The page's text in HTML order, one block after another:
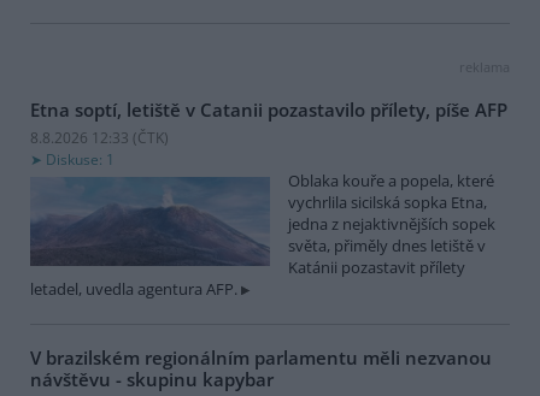
reklama
Etna soptí, letiště v Catanii pozastavilo přílety, píše AFP
8.8.2026 12:33 (ČTK)
Diskuse: 1
Oblaka kouře a popela, které
vychrlila sicilská sopka Etna,
jedna z nejaktivnějších sopek
světa, přiměly dnes letiště v
Katánii pozastavit přílety
letadel, uvedla agentura AFP.
V brazilském regionálním parlamentu měli nezvanou
návštěvu - skupinu kapybar